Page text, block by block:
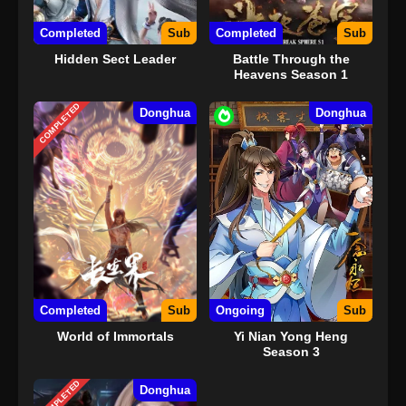
Completed Sub
Hidden Sect Leader
Completed Sub
Battle Through the
Heavens Season 1
COMPLETED Donghua
Completed Sub
World of Immortals
Donghua
Ongoing Sub
Yi Nian Yong Heng
Season 3
Donghua